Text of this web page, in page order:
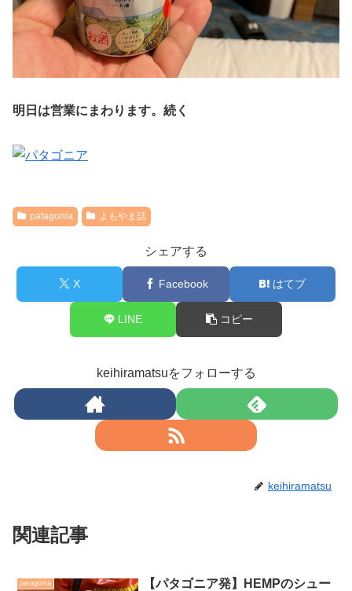
明日は営業にまわります。続く
patagonia よもやま話
シェアする
X Facebook はてブ
LINE コピー
keihiramatsuをフォローする
keihiramatsu
関連記事
patagonia
【パタゴニア発】HEMPのシュー